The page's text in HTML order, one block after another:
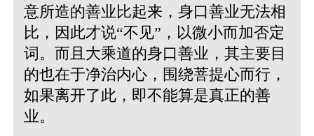
意所造的善业比起来，身口善业无法相
比，因此才说“不见”，以微小而加否定
词。而且大乘道的身口善业，其主要目
的也在于净治内心，围绕菩提心而行，
如果离开了此，即不能算是真正的善
业。